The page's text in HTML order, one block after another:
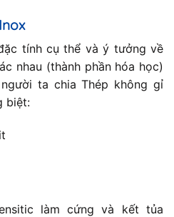
tính cụ thể và ý tưởng về
nhau (thành phần hóa học)
ta chia Thép không gỉ
biệt:
làm cứng và kết tủa